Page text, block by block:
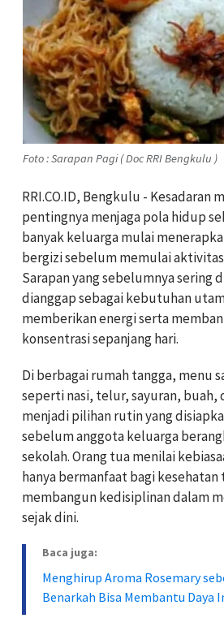
Foto : Sarapan Pagi ( Doc RRI Bengkulu )
RRI.CO.ID, Bengkulu - Kesadaran
pentingnya menjaga pola hidup
banyak keluarga mulai
bergizi sebelum memulai aktivitas
Sarapan yang sebelumnya sering
dianggap sebagai kebutuhan
memberikan energi serta
konsentrasi sepanjang hari.
Di berbagai rumah tangga, menu
seperti nasi, telur, sayuran, buah,
menjadi pilihan rutin yang
sebelum anggota keluarga
sekolah. Orang tua menilai
hanya bermanfaat bagi
membangun kedisiplinan dalam
sejak dini.
Baca juga:
Menghirup Aroma Rosemary
Benarkah Bisa Membantu Daya